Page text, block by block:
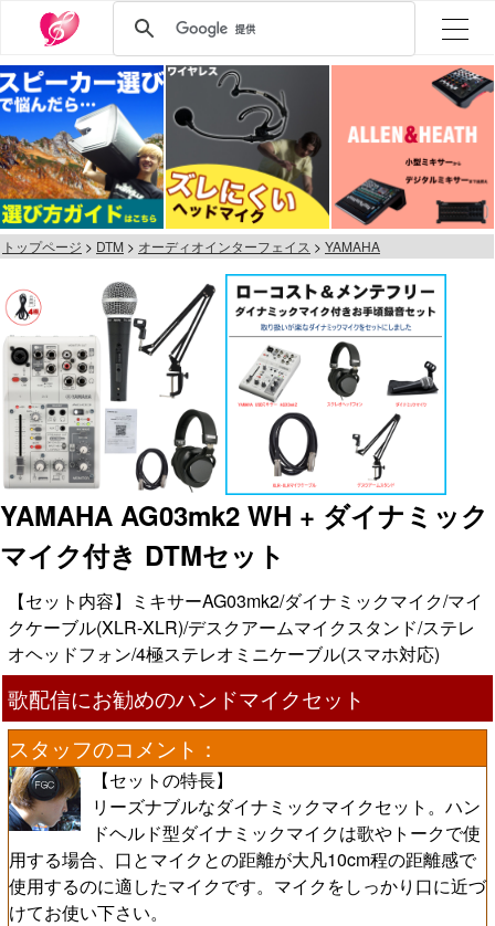
トップページ DTM オーディオインターフェイス YAMAHA
YAMAHA AG03mk2 WH + ダイナミック
マイク付き DTMセット
【セット内容】ミキサーAG03mk2/ダイナミックマイク/マイ
クケーブル(XLR-XLR)/デスクアームマイクスタンド/ステレ
オヘッドフォン/4極ステレオミニケーブル(スマホ対応)
歌配信にお勧めのハンドマイクセット
スタッフのコメント：
【セットの特長】
リーズナブルなダイナミックマイクセット。ハン
ドヘルド型ダイナミックマイクは歌やトークで使
用する場合、口とマイクとの距離が大凡10cm程の距離感で
使用するのに適したマイクです。マイクをしっかり口に近づ
けてお使い下さい。